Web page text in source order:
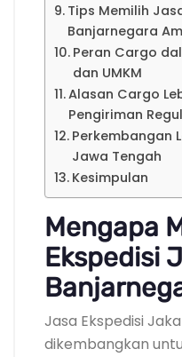
Tips Memilih
Banjarnegara
Peran Cargo
dan UMKM
Alasan Cargo
Pengiriman
Perkembangan
Jawa Tengah
Kesimpulan
Mengapa
Ekspedisi
Jasa Ekspedisi
dikembangkan